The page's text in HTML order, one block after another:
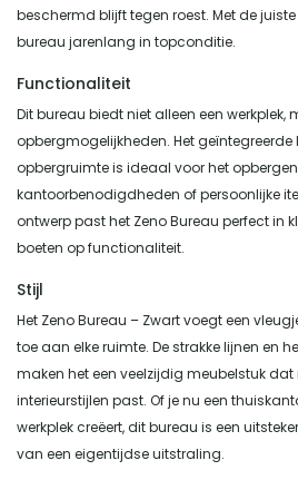
beschermd blijft tegen roest. Met de
bureau jarenlang in topconditie.
Functionaliteit
Dit bureau biedt niet alleen een werkplek,
opbergmogelijkheden. Het geïntegreerde
opbergruimte is ideaal voor het
kantoorbenodigdheden of persoonlijke
ontwerp past het Zeno Bureau perfect in
boeten op functionaliteit.
Stijl
Het Zeno Bureau – Zwart voegt een
toe aan elke ruimte. De strakke lijnen en
maken het een veelzijdig meubelstuk
interieurstijlen past. Of je nu een
werkplek creëert, dit bureau is een
van een eigentijdse uitstraling.